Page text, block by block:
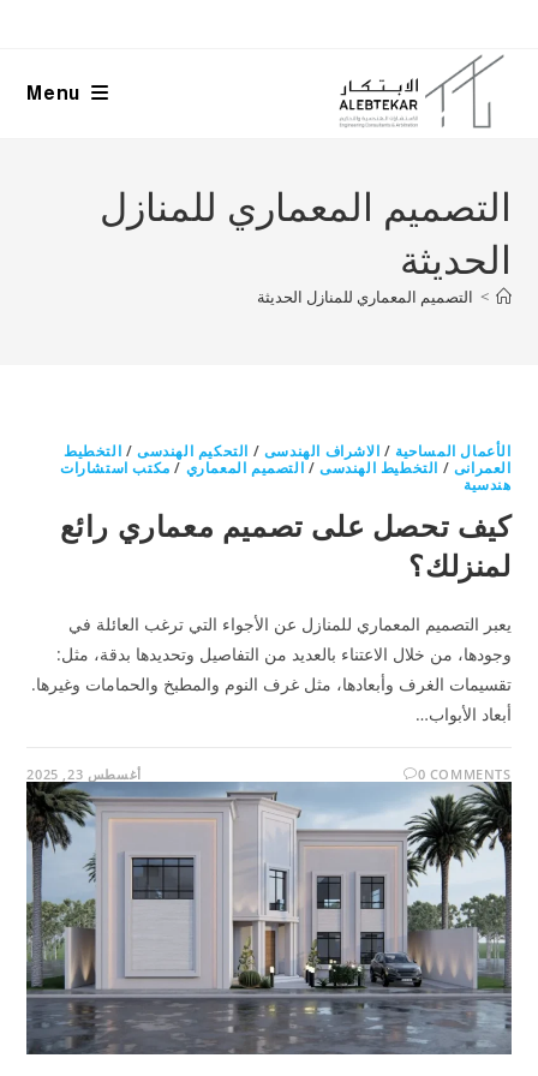
content
Menu
التصميم المعماري للمنازل
الحديثة
> التصميم المعماري للمنازل الحديثة
الأعمال المساحية / الاشراف الهندسى / التحكيم الهندسى / التخطيط
العمرانى / التخطيط الهندسى / التصميم المعماري / مكتب استشارات
هندسية
كيف تحصل على تصميم معماري رائع
لمنزلك؟
يعبر التصميم المعماري للمنازل عن الأجواء التي ترغب العائلة في
وجودها، من خلال الاعتناء بالعديد من التفاصيل وتحديدها بدقة، مثل:
تقسيمات الغرف وأبعادها، مثل غرف النوم والمطبخ والحمامات وغيرها.
أبعاد الأبواب…
0 COMMENTS أغسطس 23, 2025